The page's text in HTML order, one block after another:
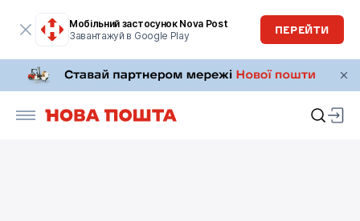
Мобільний застосунок Nova Post
Завантажуй в Google Play
ПЕРЕЙТИ